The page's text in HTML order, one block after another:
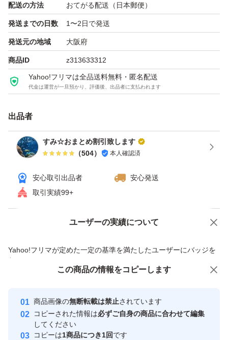
2026年 7月
正規店より購入です(^^)
新品未使用
未開封です(^^)
ご質問等お気軽にどうぞ
購入後のメッセージで
パンフレットの有無お知らせください。
コメント無ければ無しで
商品のみ発送致します。
発送となります！
マスク 化粧水 高保湿クリーム
サロンドフルベール パック
配送の方法 おてがる配送（日本郵便）
発送までの日数 1〜2日で発送
発送元の地域 大阪府
商品ID z313633312
Yahoo!フリマは全品送料無料・匿名配送
代金は運営が一旦預かり、評価後、出品者に支払われます
出品者
すみ☆おまとめ割引致します
（504） 本人確認済
安心取引出品者
安心発送
取引実績99+
ユーザーの実績について
Yahoo!フリマが定めた一定の基準を満たしたユーザーにバッジを
付与しています
安心取引出品者
心・安全なユーザーです
取引実績
価格の相談 商品への質問
この商品の情報をコピーします
商品画像の無断転載は禁止されています
コピーされた情報は必ずご自身の商品に合わせて編集
してください
コピーは1商品につき1回です
この商品をみている人にオススメ